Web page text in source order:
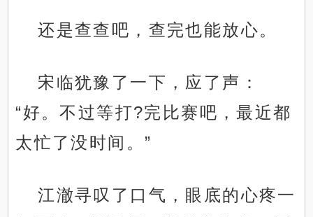
还是查查吧，查完也能放心。
宋临犹豫了一下，应了声：
“好。不过等打?完比赛吧，最近都
太忙了没时间。”
江澈寻叹了口气，眼底的心疼一